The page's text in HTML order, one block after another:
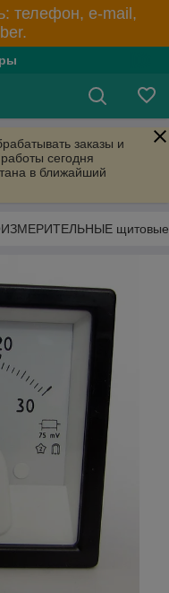
телефон, e-mail,
заказы и
сегодня
в ближайший
щитовые